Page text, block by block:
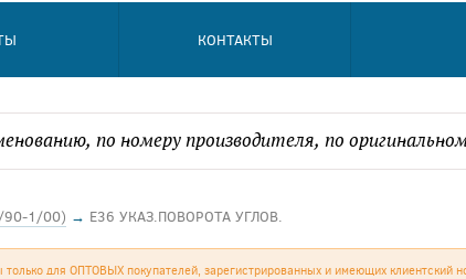
КОНТАКТЫ
90-1/00) → E36 УКАЗ.ПОВОРОТА УГЛОВ.
для ОПТОВЫХ покупателей, зарегистрированных и имеющих клиентский